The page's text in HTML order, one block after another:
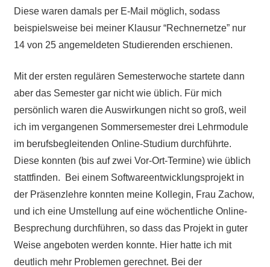
Diese waren damals per E-Mail möglich, sodass
beispielsweise bei meiner Klausur “Rechnernetze” nur
14 von 25 angemeldeten Studierenden erschienen.
Mit der ersten regulären Semesterwoche startete dann
aber das Semester gar nicht wie üblich. Für mich
persönlich waren die Auswirkungen nicht so groß, weil
ich im vergangenen Sommersemester drei Lehrmodule
im berufsbegleitenden Online-Studium durchführte.
Diese konnten (bis auf zwei Vor-Ort-Termine) wie üblich
stattfinden. Bei einem Softwareentwicklungsprojekt in
der Präsenzlehre konnten meine Kollegin, Frau Zachow,
und ich eine Umstellung auf eine wöchentliche Online-
Besprechung durchführen, so dass das Projekt in guter
Weise angeboten werden konnte. Hier hatte ich mit
deutlich mehr Problemen gerechnet. Bei der